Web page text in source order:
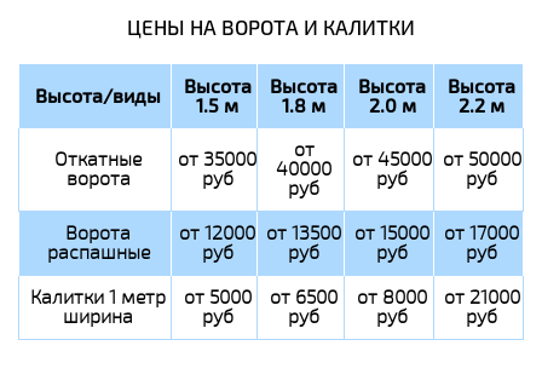
ЦЕНЫ НА ВОРОТА И КАЛИТКИ
Высота/виды Высота
1.5 м
Высота
1.8 м
Высота
2.0 м
Высота
2.2 м
Откатные
ворота
от 35000
руб
от
40000
руб
от 45000
руб
от 50000
руб
Ворота
распашные
от 12000
руб
от 13500
руб
от 15000
руб
от 17000
руб
Калитки 1 метр
ширина
от 5000
руб
от 6500
руб
от 8000
руб
от 21000
руб